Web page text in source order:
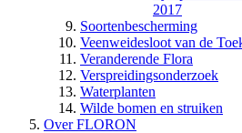
2017
Soortenbescherming
Veenweidesloot van de
Veranderende Flora
Verspreidingsonderzoek
Waterplanten
Wilde bomen en struiken
Over FLORON